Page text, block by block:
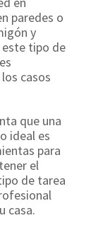
paredes o
y
este tipo de
casos
que una
ideal es
para
el
de tarea
casa.